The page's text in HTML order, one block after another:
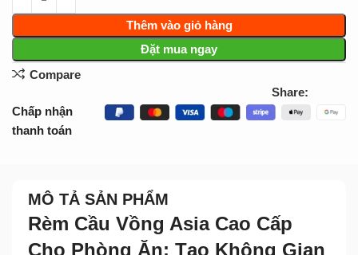
Thêm vào giỏ hàng
Đặt mua ngay
Compare
Share:
Chấp nhận
thanh toán
MÔ TẢ SẢN PHẨM
Rèm Cầu Vồng Asia Cao Cấp
Cho Phòng Ăn: Tạo Không Gian